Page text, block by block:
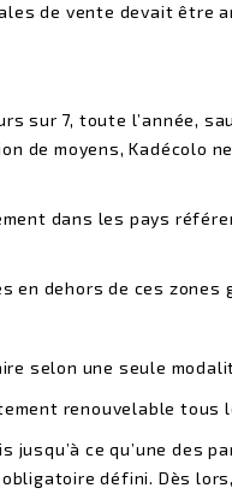
de vente devait être
sur 7, toute l’année,
de moyens, Kadécolo
dans les pays
dehors de ces
selon une seule
renouvelable tous
jusqu’à ce qu’une
défini. Dès